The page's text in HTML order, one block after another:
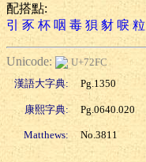
配搭點:
引
豕 杯 咽 毒 狽 豺 唳 粒
Unicode:
U+72FC
漢語大字典:
Pg.1350
康熙字典: Pg.0640.020
Matthews: No.3811